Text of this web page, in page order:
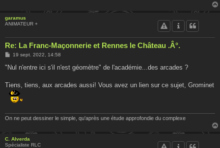
garamus
ANIMATEUR +
Re: La Franc-Maçonnerie et Rennes le Château .Â°.
M
s
g
e
19 sept. 2022, 14:58
"Nul n'entre ici s'il n'est géomètre" de l'académie...des arcades ?
Tiens, tiens, aux arcades aussi! Vous avez un lien sur ce sujet, Grominet
On ne peut dessiner le simple, qu'après une étude approfondie du complexe
C. Alverda
Spécialiste RLC